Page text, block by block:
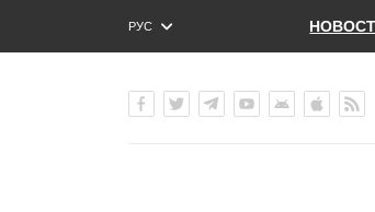
РУС
ENG